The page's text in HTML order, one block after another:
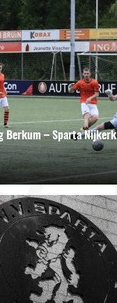
Berkum – Sparta Nijkerk